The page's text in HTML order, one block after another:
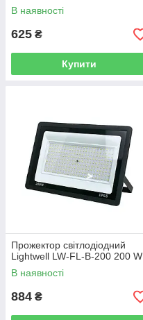
В наявності
625 ₴
Купити
Прожектор світлодіодний
Lightwell LW-FL-B-200 200 W
В наявності
884 ₴